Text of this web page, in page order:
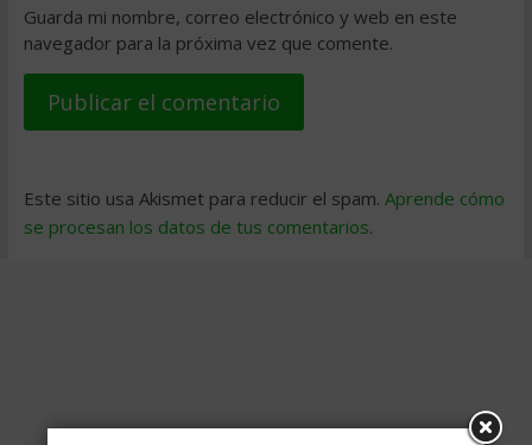
Guarda mi nombre, correo electrónico y web en este
navegador para la próxima vez que comente.
Este sitio usa Akismet para reducir el spam. Aprende cómo
se procesan los datos de tus comentarios.